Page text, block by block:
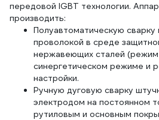
передовой IGBT технологии.
производить:
Полуавтоматическую
проволокой в среде
нержавеющих сталей (режим
синергетическом режиме и
настройки.
Ручную дуговую сварку
электродом на постоянном
рутиловым и основным